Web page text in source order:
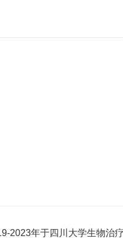
2023年于四川大学生物治